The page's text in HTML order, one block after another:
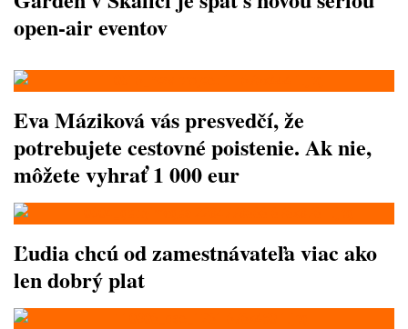
open-air eventov
Eva Máziková vás presvedčí, že
potrebujete cestovné poistenie. Ak nie,
môžete vyhrať 1 000 eur
Ľudia chcú od zamestnávateľa viac ako
len dobrý plat